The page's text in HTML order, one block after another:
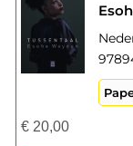
€20,00